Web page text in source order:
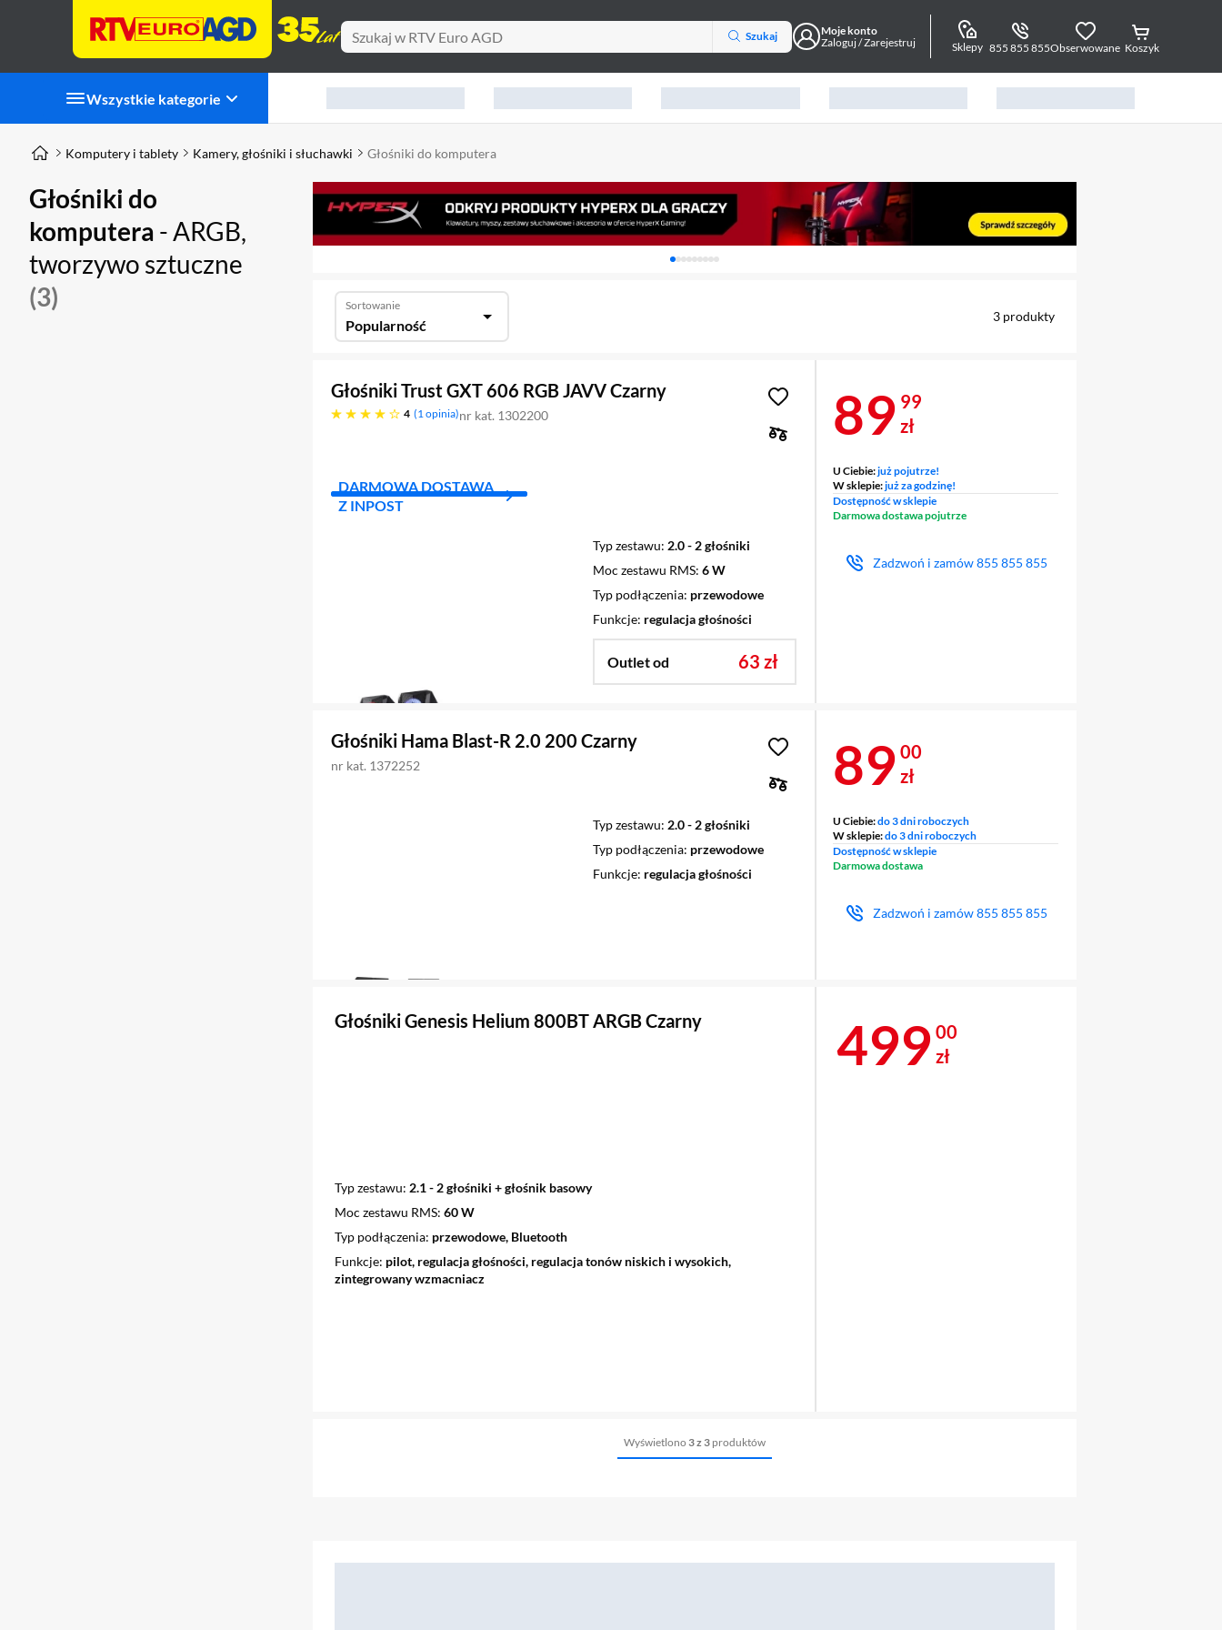
Szukaj
Moje konto
Zaloguj / Zarejestruj
Sklepy 855 855 855Obserwowane Koszyk
Wszystkie kategorie
Karuzela z banerami, aktualny element 1 z 9
Komputery i tablety Kamery, głośniki i słuchawki Głośniki do komputera
Głośniki do
komputera - ARGB,
tworzywo sztuczne
(3)
Sortowanie
Popularność 3 produkty
Głośniki Trust GXT 606 RGB JAVV Czarny
4
cztery gwiazdki 1 opinia nr kat. 1302200
DARMOWA DOSTAWA
Z INPOST
Typ zestawu 2.0 - 2 głośniki
Moc zestawu RMS 6 W
Typ podłączenia przewodowe
Funkcje regulacja głośności
Outlet od 63 zł
Cena 89,99 zł
89 99
zł
U Ciebie:już pojutrze!
W sklepie:już za godzinę!
Dostępność w sklepie
Darmowa dostawa pojutrze
Zadzwoń i zamów855 855 855
Głośniki Hama Blast-R 2.0 200 Czarny
nr kat. 1372252
Typ zestawu 2.0 - 2 głośniki
Typ podłączenia przewodowe
Funkcje regulacja głośności
Cena 89 zł
89 00
zł
U Ciebie:do 3 dni roboczych
W sklepie:do 3 dni roboczych
Dostępność w sklepie
Darmowa dostawa
Zadzwoń i zamów855 855 855
Głośniki Genesis Helium 800BT ARGB Czarny
Typ zestawu 2.1 - 2 głośniki + głośnik basowy
Moc zestawu RMS 60 W
Typ podłączenia przewodowe, Bluetooth
Funkcje pilot, regulacja głośności, regulacja tonów niskich i wysokich,
zintegrowany wzmacniacz
Cena 499 zł
499 00
zł
Wyświetlono 3 z 3 produktów